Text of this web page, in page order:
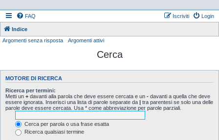
FAQ Login
Iscriviti
Indice
Argomenti senza risposta
Argomenti attivi
Cerca
MOTORE DI RICERCA
Ricerca per termini:
Metti un + davanti alla parola che deve essere cercata e un - davanti a quella che deve
essere ignorata. Inserisci una lista di parole separate da | tra parentesi se solo una delle
parole deve essere cercata. Usa * come abbreviazione per parole parziali.
Cerca per parola o usa frase esatta
Ricerca qualsiasi termine